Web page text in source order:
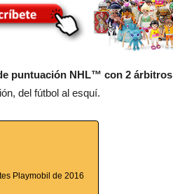
puntuación NHL™ con 2 árbitros
del fútbol al esquí.
Playmobil de 2016